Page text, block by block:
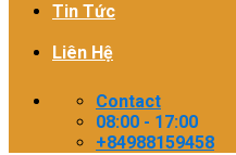
Tin Tức
Liên Hệ
Contact
08:00 - 17:00
+84988159458